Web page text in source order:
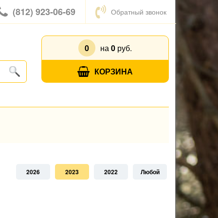
(812) 923-06-69 Обратный звонок
0 на 0руб.
КОРЗИНА
2026 2023 2022 Любой